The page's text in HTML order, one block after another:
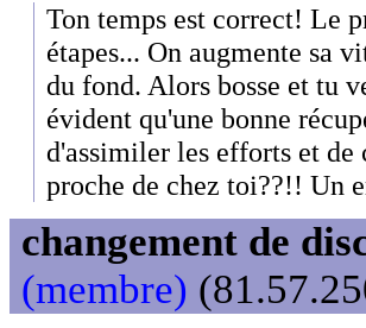
Ton temps est correct! Le
étapes... On augmente sa
du fond. Alors bosse et tu
évident qu'une bonne
d'assimiler les efforts et de
proche de chez toi??!! Un
changement de
(membre)